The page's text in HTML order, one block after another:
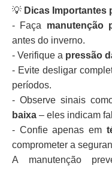
💡 Dicas Importantes
- Faça manutenção
antes do inverno.
- Verifique a pressão
- Evite desligar
períodos.
- Observe sinais
baixa – eles indicam
- Confie apenas em
comprometer a
A manutenção